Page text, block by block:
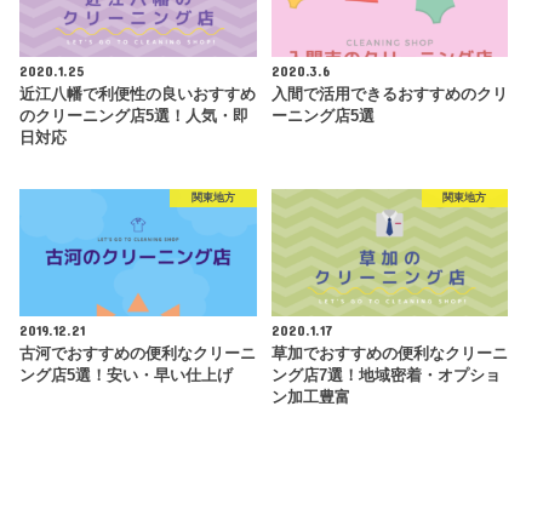
2020.1.25
近江八幡で利便性の良いおすすめ
のクリーニング店5選！人気・即
日対応
2020.3.6
入間で活用できるおすすめのクリ
ーニング店5選
関東地方
2019.12.21
古河でおすすめの便利なクリーニ
ング店5選！安い・早い仕上げ
関東地方
2020.1.17
草加でおすすめの便利なクリーニ
ング店7選！地域密着・オプショ
ン加工豊富